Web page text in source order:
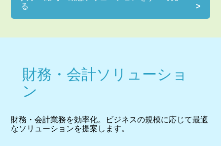
る
財務・会計ソリューショ
ン
財務・会計業務を効率化。ビジネスの規模に応じて最適
なソリューションを提案します。